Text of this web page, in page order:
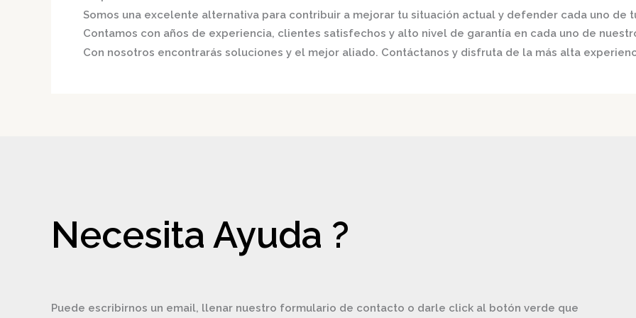
Somos una excelente alternativa para contribuir a mejorar tu situación actual y defender cada uno de
Contamos con años de experiencia, clientes satisfechos y alto nivel de garantía en cada uno de
Con nosotros encontrarás soluciones y el mejor aliado. Contáctanos y disfruta de la más alta
Necesita Ayuda ?
Puede escribirnos un email, llenar nuestro formulario de contacto o darle click al botón verde que